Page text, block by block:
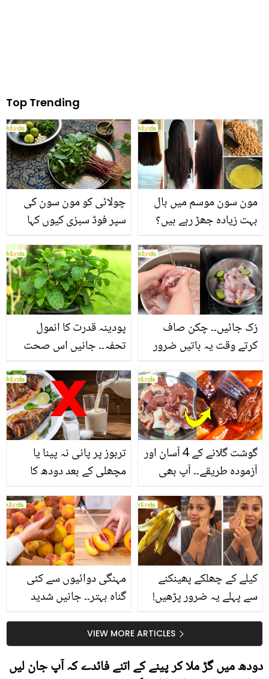
Top Trending
چولائی کو مون سون کی
سپر فوڈ سبزی کیوں کہا
منرلز اور اینٹی آکسیڈنٹس
سے بھرپور اس سبزی کے
فائدے
مون سون موسم میں بال
بہت زیادہ جھڑ رہے ہیں؟
بنانے کے چند قدرتی طریقے
پودینہ قدرت کا انمول
تحفہ۔۔ جانیں اس صحت
انگیز طبی فوائد
رُک جائیں۔۔ چکن صاف
کرتے وقت یہ باتیں ضرور
تربوز پر پانی نہ پینا یا
مچھلی کے بعد دودھ کا
سے متعلق غلط فہمیوں کی
حقیقت کیا ہے اور افواہ
کیا؟
گوشت گلانے کے 4 آسان اور
آزمودہ طریقے۔۔ آپ بھی
بتائے راز
مہنگی دوائیوں سے کئی
گناہ بہتر۔۔ جانیں شدید
کیوں کھانا چاہیے؟
کیلے کے چھلکے پھینکنے
سے پہلے یہ ضرور پڑھیں!
سستا اور قدرتی حلVIEW MORE ARTICLES
دودھ میں گڑ ملا کر پینے کے اتنے فائدے کہ آپ جان لیں